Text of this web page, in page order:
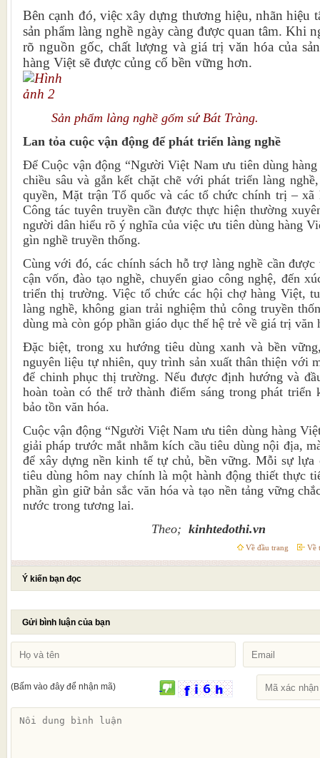
Bên cạnh đó, việc xây dựng thương hiệu, nhãn hiệu
sản phẩm làng nghề ngày càng được quan tâm. Khi
rõ nguồn gốc, chất lượng và giá trị văn hóa của
hàng Việt sẽ được củng cố bền vững hơn.
Sản phẩm làng nghề gốm sứ Bát Tràng.
Lan tỏa cuộc vận động để phát triển làng nghề
Để Cuộc vận động “Người Việt Nam ưu tiên dùng
chiều sâu và gắn kết chặt chẽ với phát triển làng
quyền, Mặt trận Tổ quốc và các tổ chức chính trị – xã
Công tác tuyên truyền cần được thực hiện thường
người dân hiểu rõ ý nghĩa của việc ưu tiên dùng hàng
gìn nghề truyền thống.
Cùng với đó, các chính sách hỗ trợ làng nghề cần
cận vốn, đào tạo nghề, chuyển giao công nghệ, đến
triển thị trường. Việc tổ chức các hội chợ hàng Việt,
làng nghề, không gian trải nghiệm thủ công truyền
dùng mà còn góp phần giáo dục thế hệ trẻ về giá trị văn
Đặc biệt, trong xu hướng tiêu dùng xanh và bền
nguyên liệu tự nhiên, quy trình sản xuất thân thiện với
để chinh phục thị trường. Nếu được định hướng và
hoàn toàn có thể trở thành điểm sáng trong phát
bảo tồn văn hóa.
Cuộc vận động “Người Việt Nam ưu tiên dùng hàng
giải pháp trước mắt nhằm kích cầu tiêu dùng nội địa,
để xây dựng nền kinh tế tự chủ, bền vững. Mỗi sự lựa
tiêu dùng hôm nay chính là một hành động thiết thực
phần gìn giữ bản sắc văn hóa và tạo nền tảng vững
nước trong tương lai.
Theo; kinhtedothi.vn
Về đầu trang Về
Ý kiến bạn đọc
Gửi bình luận của bạn
(Bấm vào đây để nhận mã)